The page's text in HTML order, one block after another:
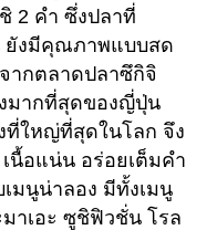
2 คำ ซึ่งปลาที่
ยังมีคุณภาพแบบสด
ากตลาดปลาซึกิจิ
มากที่สุดของญี่ปุ่น
ที่ใหญ่ที่สุดในโลก จึง
นื้อแน่น อร่อยเต็มคำ
มนูน่าลอง มีทั้งเมนู
าเอะ ซูชิฟิวชั่น โรล